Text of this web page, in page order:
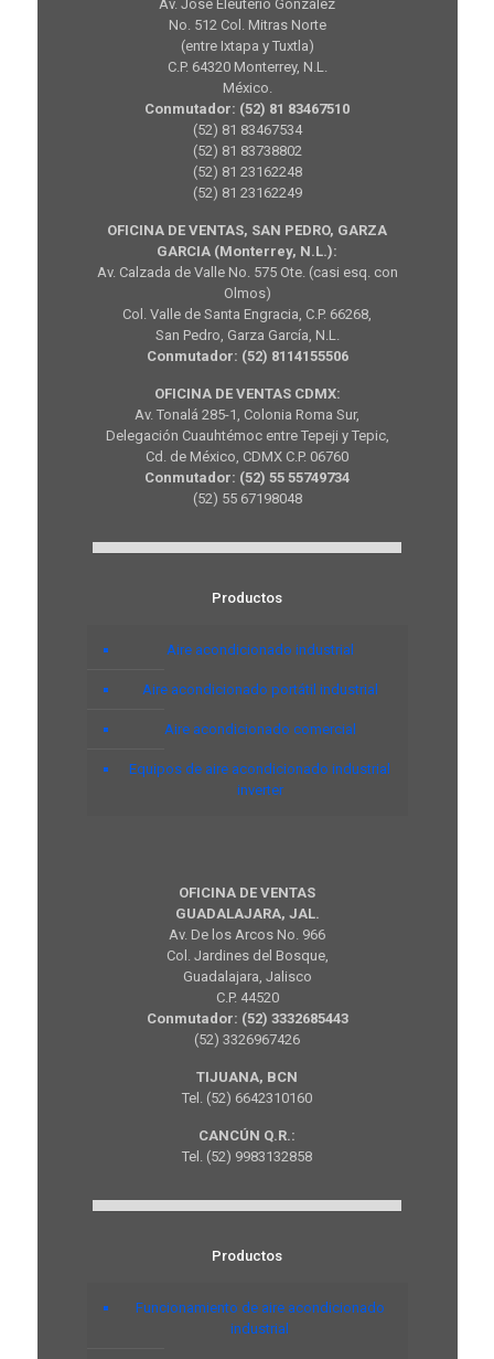
Av. José Eleuterio González
No. 512 Col. Mitras Norte
(entre Ixtapa y Tuxtla)
C.P. 64320 Monterrey, N.L.
México.
Conmutador: (52) 81 83467510
(52) 81 83467534
(52) 81 83738802
(52) 81 23162248
(52) 81 23162249
OFICINA DE VENTAS, SAN PEDRO, GARZA
GARCIA (Monterrey, N.L.):
Av. Calzada de Valle No. 575 Ote. (casi esq. con
Olmos)
Col. Valle de Santa Engracia, C.P. 66268,
San Pedro, Garza García, N.L.
Conmutador: (52) 8114155506
OFICINA DE VENTAS CDMX:
Av. Tonalá 285-1, Colonia Roma Sur,
Delegación Cuauhtémoc entre Tepeji y Tepic,
Cd. de México, CDMX C.P. 06760
Conmutador: (52) 55 55749734
(52) 55 67198048
Productos
Aire acondicionado industrial
Aire acondicionado portátil industrial
Aire acondicionado comercial
Equipos de aire acondicionado industrial
inverter
OFICINA DE VENTAS
GUADALAJARA, JAL.
Av. De los Arcos No. 966
Col. Jardines del Bosque,
Guadalajara, Jalisco
C.P. 44520
Conmutador: (52) 3332685443
(52) 3326967426
TIJUANA, BCN
Tel. (52) 6642310160
CANCÚN Q.R.:
Tel. (52) 9983132858
Productos
Funcionamiento de aire acondicionado
industrial